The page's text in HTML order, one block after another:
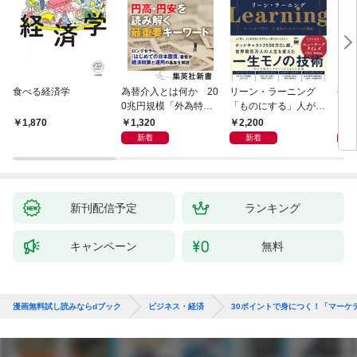
食べる経済学
1,870
為替介入とは何か 20
0兆円規模「外為特
会」が生まれた謎
1,320
新着
リーン・ラーニング
「ものにする」人が自
然とやっている 最小の
インプットで最大の成
2,200
新着
研
新刊配信予定 ランキング
キャンペーン 無料
漫画無料試し読みならdブック ビジネス・経済 30ポイントで身につく！「マーケ